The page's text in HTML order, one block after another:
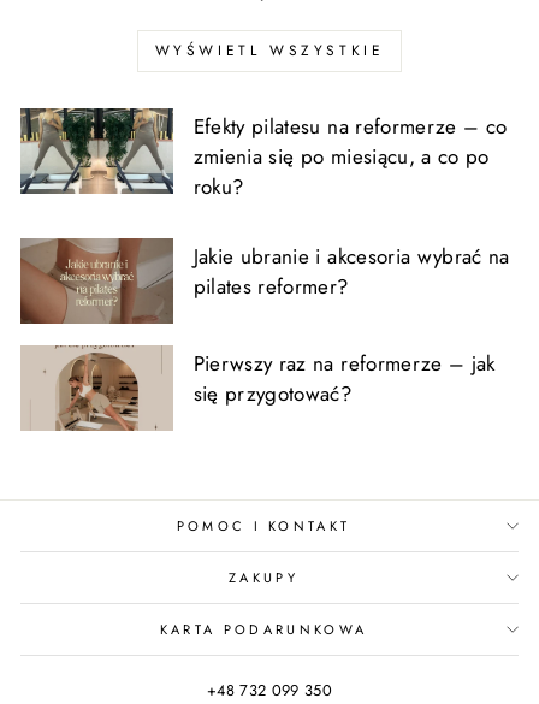
WYŚWIETL WSZYSTKIE
Efekty pilatesu na reformerze – co
zmienia się po miesiącu, a co po
roku?
Jakie ubranie i akcesoria wybrać na
pilates reformer?
Pierwszy raz na reformerze – jak
się przygotować?
POMOC I KONTAKT
ZAKUPY
KARTA PODARUNKOWA
+48 732 099 350